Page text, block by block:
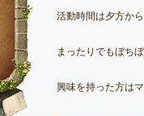
コミュニティポイン
活動時間は夕方か
まったりでもぼち
興味を持った方は